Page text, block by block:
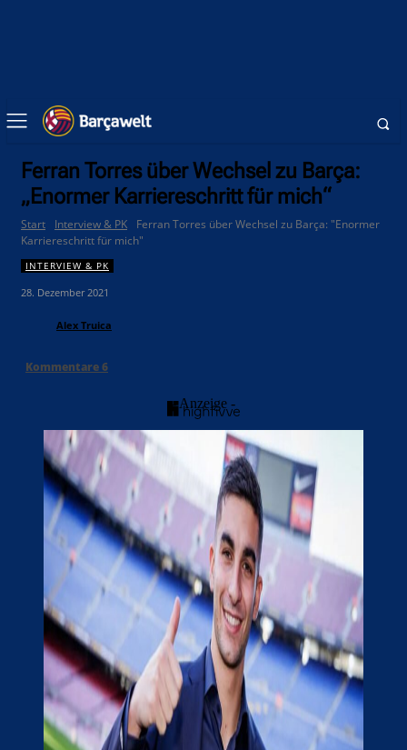
Ferran Torres über Wechsel zu Barça:
„Enormer Karriereschritt für mich“
Start Interview & PK
Ferran Torres über Wechsel zu Barça: "Enormer
Karriereschritt für mich"
INTERVIEW & PK
28. Dezember 2021
Alex Truica
Kommentare6
- Anzeige -